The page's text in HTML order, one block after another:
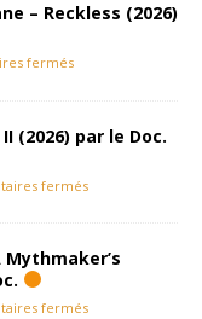
– Reckless (2026)
fermés
(2026) par le Doc.
fermés
Mythmaker’s
fermés